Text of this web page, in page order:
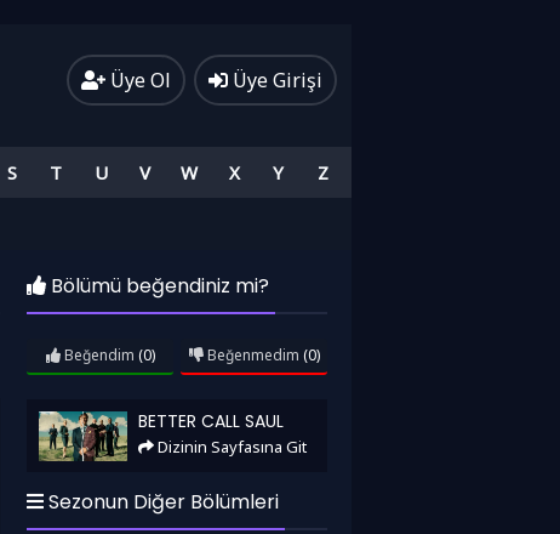
Üye Ol Üye Girişi
S T U V W X Y Z
Bölümü beğendiniz mi?
Beğendim (0) Beğenmedim (0)
Better Call Saul BETTER CALL SAUL
Dizinin Sayfasına Git
Sezonun Diğer Bölümleri